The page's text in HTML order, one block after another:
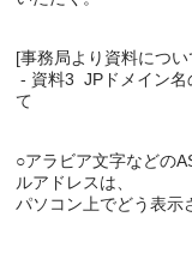
[事務局より資料につい
- 資料3  JPドメイン名の概況とドメイン名を取り巻く状況につい
○アラビア文字などの
ルアドレスは、